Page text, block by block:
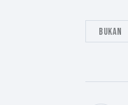
Bukan